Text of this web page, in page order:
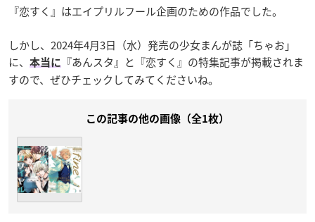
『恋すく』はエイプリルフール企画のための作品でした。
しかし、2024年4月3日（水）発売の少女まんが誌「ちゃお」
に、
本当に
『あんスタ』と『恋すく』の特集記事が掲載されま
すので、ぜひチェックしてみてくださいね。
この記事の他の画像（全1枚）